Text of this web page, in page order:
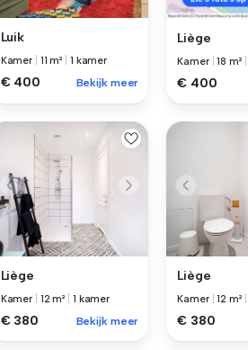
Luik
Kamer 11 m² 1 kamer
€ 400 Bekijk meer
Liège
Kamer |18 m²
€ 400
Liège
Kamer 12 m² 1 kamer
€ 380 Bekijk meer
Liège
Kamer |12 m²
€ 380